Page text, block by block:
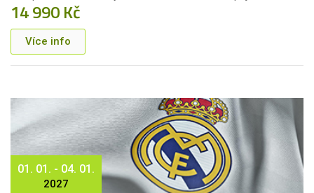
14 990 Kč
Více info
01. 01. - 04. 01.
2027